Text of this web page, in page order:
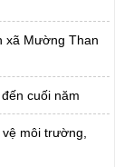
xã Mường Than
cuối năm
môi trường,